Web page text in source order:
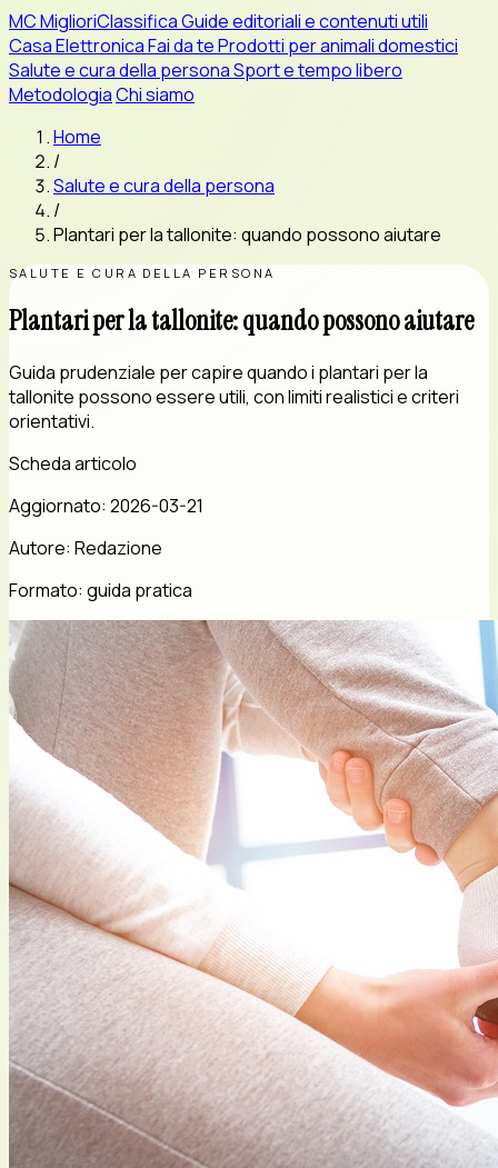
MCMiglioriClassificaGuide editoriali e contenuti utili
CasaElettronicaFai da teProdotti per animali domestici
Salute e cura della personaSport e tempo libero
MetodologiaChi siamo
Home
/
Salute e cura della persona
/
Plantari per la tallonite: quando possono aiutare
SALUTE E CURA DELLA PERSONA
Plantari per la tallonite: quando possono aiutare
Guida prudenziale per capire quando i plantari per la
tallonite possono essere utili, con limiti realistici e criteri
orientativi.
Scheda articolo
Aggiornato: 2026-03-21
Autore: Redazione
Formato: guida pratica